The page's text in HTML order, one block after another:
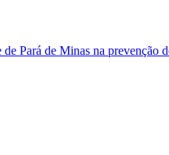
Pará de Minas na prevenção